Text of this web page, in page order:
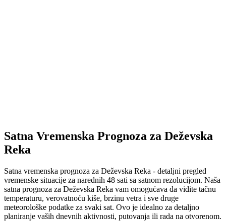
Satna Vremenska Prognoza za Deževska
Reka
Satna vremenska prognoza za Deževska Reka - detaljni pregled
vremenske situacije za narednih 48 sati sa satnom rezolucijom. Naša
satna prognoza za Deževska Reka vam omogućava da vidite tačnu
temperaturu, verovatnoću kiše, brzinu vetra i sve druge
meteorološke podatke za svaki sat. Ovo je idealno za detaljno
planiranje vaših dnevnih aktivnosti, putovanja ili rada na otvorenom.